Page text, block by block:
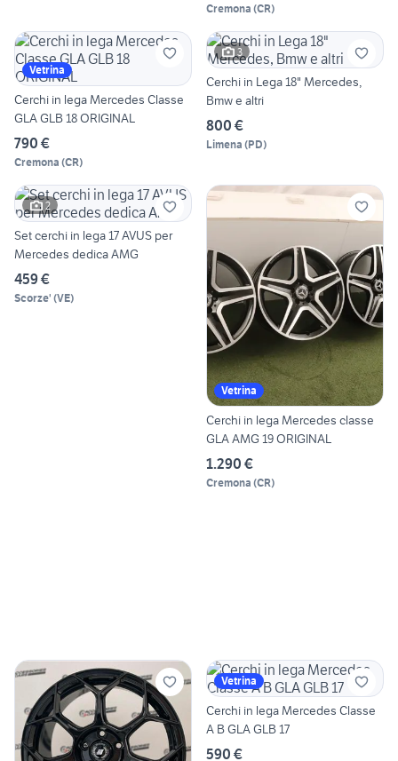
Cremona (CR)
Vetrina
Cerchi in lega Mercedes Classe
GLA GLB 18 ORIGINAL
790 €
Cremona (CR)
3
Cerchi in Lega 18" Mercedes,
Bmw e altri
800 €
Limena (PD)
2
Set cerchi in lega 17 AVUS per
Mercedes dedica AMG
459 €
Scorze' (VE)
Vetrina
Cerchi in lega Mercedes classe
GLA AMG 19 ORIGINAL
1.290 €
Cremona (CR)
Vetrina
Cerchi in lega Mercedes Classe
A B GLA GLB 17
590 €